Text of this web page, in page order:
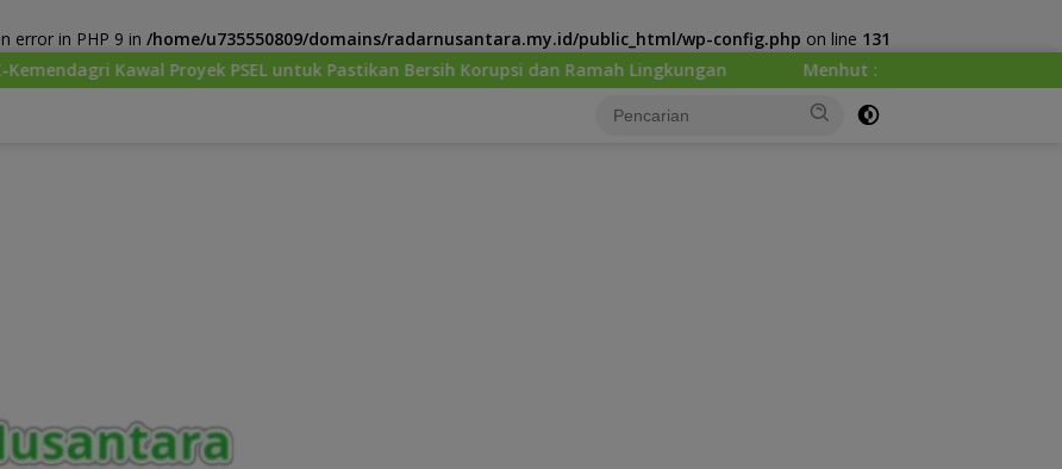
error in PHP 9 in /home/u735550809/domains/radarnusantara.my.id/public_html/wp-config.php on line 131
PSEL untuk Pastikan Bersih Korupsi dan Ramah Lingkungan Menhut : Presiden Prabowo Minta Kemenhut